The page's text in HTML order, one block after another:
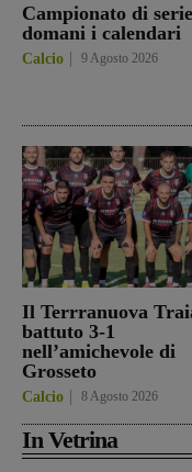
Campionato di
domani i calendari
Calcio 9 Agosto 2026
Il Terrranuova
battuto 3-1
nell’amichevole di
Grosseto
Calcio 8 Agosto 2026
In Vetrina